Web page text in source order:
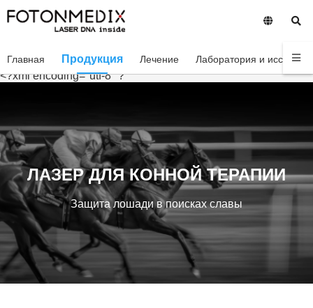
Главная Продукция Лечение Лаборатория и
<?xml encoding="utf-8" ?
ЛАЗЕР ДЛЯ КОННОЙ ТЕРАПИИ
Защита лошади в поисках славы